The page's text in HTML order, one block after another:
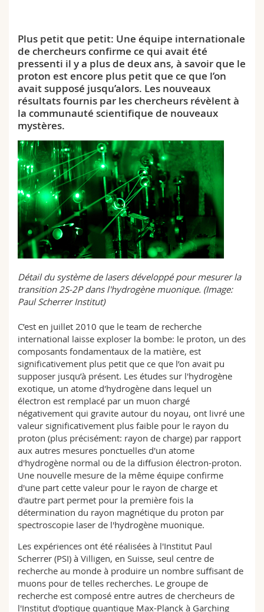
Interfacultaire
Doctorants
Programme des cours
MyUnifr
Plus petit que petit: Une équipe internationale
de chercheurs confirme ce qui avait été
pressenti il y a plus de deux ans, à savoir que le
proton est encore plus petit que ce que l’on
avait supposé jusqu’alors. Les nouveaux
résultats fournis par les chercheurs révèlent à
la communauté scientifique de nouveaux
mystères.
Détail du système de lasers développé pour mesurer la
transition 2S-2P dans l'hydrogène muonique. (Image:
Paul Scherrer Institut)
C’est en juillet 2010 que le team de recherche
international laisse exploser la bombe: le proton, un des
composants fondamentaux de la matière, est
significativement plus petit que ce que l’on avait pu
supposer jusqu’à présent. Les études sur l'hydrogène
exotique, un atome d'hydrogène dans lequel un
électron est remplacé par un muon chargé
négativement qui gravite autour du noyau, ont livré une
valeur significativement plus faible pour le rayon du
proton (plus précisément: rayon de charge) par rapport
aux autres mesures ponctuelles d'un atome
d'hydrogène normal ou de la diffusion électron-proton.
Une nouvelle mesure de la même équipe confirme
d'une part cette valeur pour le rayon de charge et
d'autre part permet pour la première fois la
détermination du rayon magnétique du proton par
spectroscopie laser de l'hydrogène muonique.
Les expériences ont été réalisées à l'Institut Paul
Scherrer (PSI) à Villigen, en Suisse, seul centre de
recherche au monde à produire un nombre suffisant de
muons pour de telles recherches. Le groupe de
recherche est composé entre autres de chercheurs de
l'Institut d'optique quantique Max-Planck à Garching